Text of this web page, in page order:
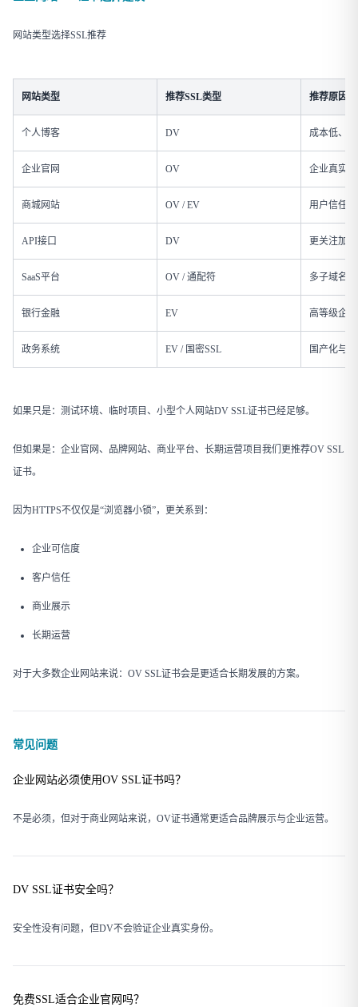
网站类型选择SSL推荐
网站类型 推荐SSL类型 推荐原因
个人博客 DV 成本低、
企业官网 OV 企业真实
商城网站 OV / EV 用户信任
API接口 DV 更关注加
SaaS平台 OV / 通配符 多子域名
银行金融 EV 高等级企
政务系统 EV / 国密SSL 国产化与
如果只是：测试环境、临时项目、小型个人网站DV SSL证书已经足够。
但如果是：企业官网、品牌网站、商业平台、长期运营项目我们更推荐OV SSL
证书。
因为HTTPS不仅仅是“浏览器小锁”，更关系到：
企业可信度
客户信任
商业展示
长期运营
对于大多数企业网站来说：OV SSL证书会是更适合长期发展的方案。
常见问题
企业网站必须使用OV SSL证书吗？
不是必须，但对于商业网站来说，OV证书通常更适合品牌展示与企业运营。
DV SSL证书安全吗？
安全性没有问题，但DV不会验证企业真实身份。
免费SSL适合企业官网吗？